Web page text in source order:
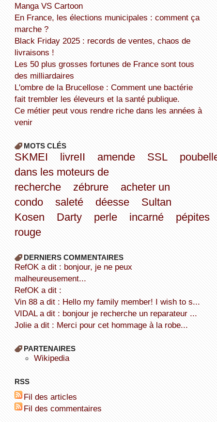
Manga VS Cartoon
En France, les élections municipales : comment ça
marche ?
Black Friday 2025 : records de ventes, chaos de
livraisons !
Les 50 plus grosses fortunes de France sont tous
des milliardaires
L'ombre de la Brucellose : Comment une bactérie
fait trembler les éleveurs et la santé publique.
Ce métier peut vous rendre riche dans les années à
venir
MOTS CLÉS
SKMEI livreII amende SSL
dans les moteurs de
recherche
zébrure
acheter un
condo
saleté déesse
Sultan
Kosen
Darty perle incarné
pépites
rouge
DERNIERS COMMENTAIRES
refOK a dit : bonjour, je ne peux
malheureusement...
refOK a dit :
Vin 88 a dit : Hello my family member! I wish to s...
VIDAL a dit : bonjour je recherche un reparateur ...
Jolie a dit : Merci pour cet hommage à la robe...
PARTENAIRES
wikipedia
RSS
Fil des articles
Fil des commentaires